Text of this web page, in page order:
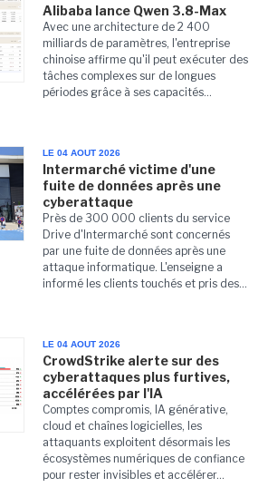
Alibaba lance Qwen 3.8-Max
Avec une architecture de 2 400
milliards de paramètres, l'entreprise
chinoise affirme qu'il peut exécuter des
tâches complexes sur de longues
périodes grâce à ses capacités...
LE 04 AOUT 2026
Intermarché victime d'une
fuite de données après une
cyberattaque
Près de 300 000 clients du service
Drive d'Intermarché sont concernés
par une fuite de données après une
attaque informatique. L'enseigne a
informé les clients touchés et pris des...
LE 04 AOUT 2026
CrowdStrike alerte sur des
cyberattaques plus furtives,
accélérées par l'IA
Comptes compromis, IA générative,
cloud et chaînes logicielles, les
attaquants exploitent désormais les
écosystèmes numériques de confiance
pour rester invisibles et accélérer...